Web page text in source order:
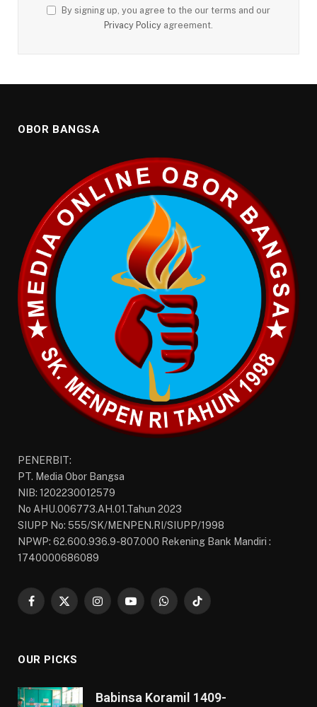
By signing up, you agree to the our terms and our
Privacy Policy agreement.
OBOR BANGSA
PENERBIT:
PT. Media Obor Bangsa
NIB: 1202230012579
No AHU.006773.AH.01.Tahun 2023
SIUPP No: 555/SK/MENPEN.RI/SIUPP/1998
NPWP: 62.600.936.9-807.000 Rekening Bank Mandiri :
1740000686089
Facebook
X
InstagramYouTubeWhatsAppTikTok
OUR PICKS
Babinsa Koramil 1409-